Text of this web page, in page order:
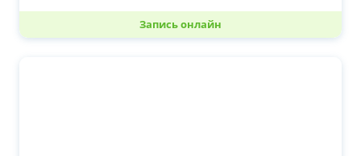
Запись онлайн